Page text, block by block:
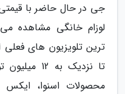
لوزام خانگی مشاهده
تا نزدیک
محصولات اسنوا،